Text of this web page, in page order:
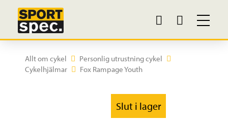
Allt om cykel
Personlig utrustning cykel
Cykelhjälmar
Fox Rampage Youth
Slut i lager